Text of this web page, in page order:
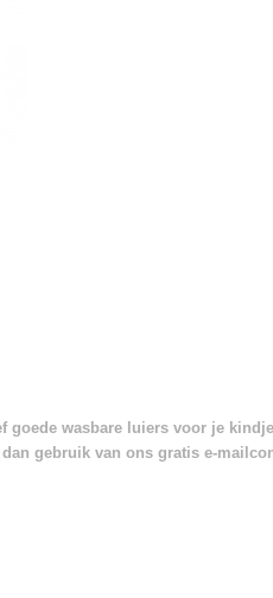
goede wasbare luiers voor je
dan gebruik van ons gratis e-